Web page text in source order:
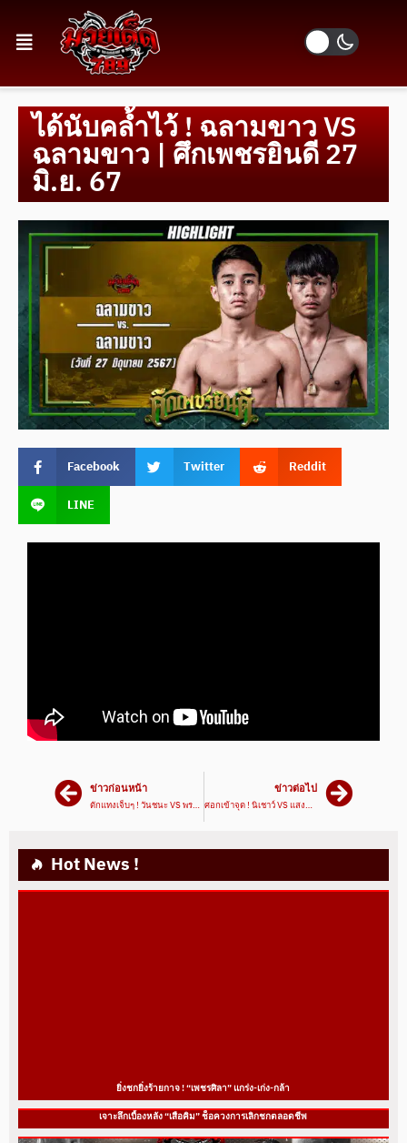
ได้นับคล้ำไว้ ! ฉลามขาว VS
ฉลามขาว | ศึกเพชรยินดี 27
มิ.ย. 67
Facebook Twitter
Reddit
LINE
ข่าวก่อนหน้า
ดักแทงเจ็บๆ ! วันชนะ VS พรทอง | ศึกเพชรยินดี 27 มิ.ย. 67
ข่าวต่อไป
ศอกเข้าจุด ! นิเชาว์ VS แสงตะวัน | ศึกเพชรยินดี 27 มิ.ย. 67
Hot News !
ยิ่งชกยิ่งร้ายกาจ ! “เพชรศิลา” แกร่ง-เก่ง-กล้า
เจาะลึกเบื้องหลัง “เสือคิม” ช็อควงการเลิกชกตลอดชีพ